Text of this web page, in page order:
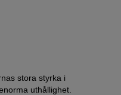
stora styrka i
uthållighet.